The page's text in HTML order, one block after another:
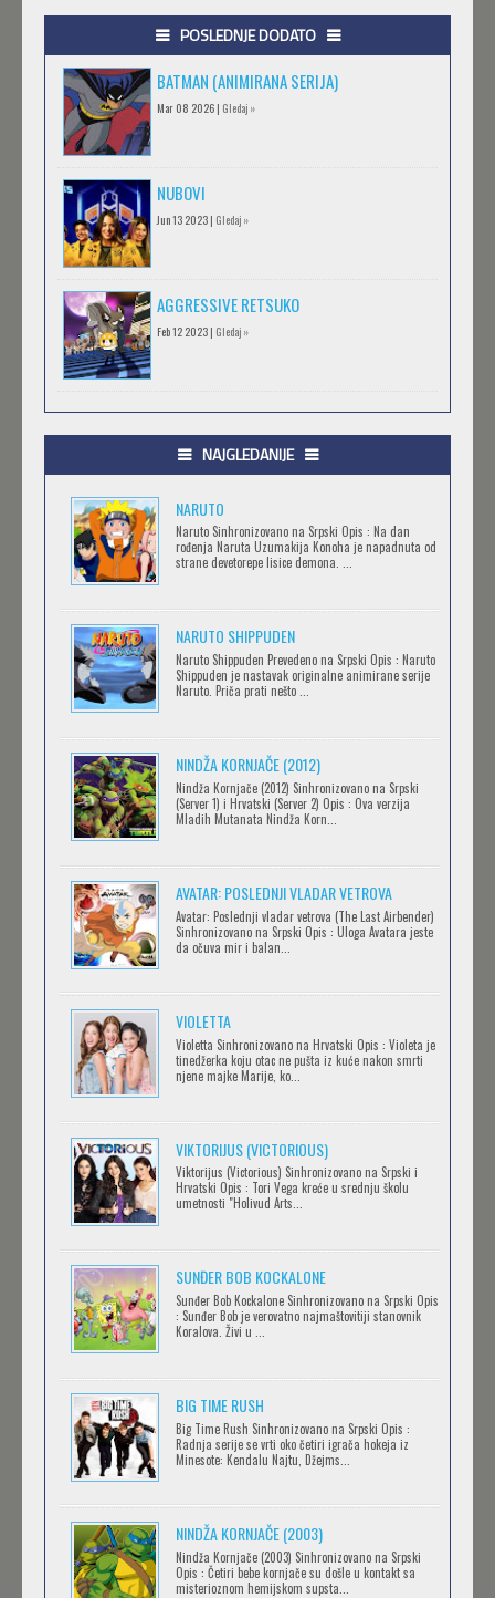
POSLEDNJE DODATO
BATMAN (ANIMIRANA SERIJA)
Mar 08 2026 | Gledaj »
NUBOVI
Jun 13 2023 | Gledaj »
AGGRESSIVE RETSUKO
Feb 12 2023 | Gledaj »
.HACK//GIFT
.HACK//LIMINALITY
Feb 12 2023 |Gledaj »
SOVA I EKIPA
Feb 12 2023 |Gledaj »
BLOODIVORES
Feb 12 2023 |Gledaj »
AVANTURE KIDA OPASNOST
Feb 12 2023 |Gledaj »
IPAK SE OKREĆE (GALILEO: EPPUR SI MUOVE)
OBLUTAK
SERVAMP
Feb 12 2023 |
2.43: SEIIN HIGH SCHOOL BOYS VOLLEYBALL
TEAM
CLEAN FREAK! AOYAMA-KUN
Feb 12 2023 |Gledaj »
RECORD OF RAGNAROK
Feb 11 2023 |Gledaj »
NAJGLEDANIJE
NARUTO
Naruto Sinhronizovano na Srpski Opis : Na dan
rođenja Naruta Uzumakija Konoha je napadnuta od
strane devetorepe lisice demona. ...
NARUTO SHIPPUDEN
Naruto Shippuden Prevedeno na Srpski Opis : Naruto
Shippuden je nastavak originalne animirane serije
Naruto. Priča prati nešto ...
NINDŽA KORNJAČE (2012)
Nindža Kornjače (2012) Sinhronizovano na Srpski
(Server 1) i Hrvatski (Server 2) Opis : Ova verzija
Mladih Mutanata Nindža Korn...
AVATAR: POSLEDNJI VLADAR VETROVA
Avatar: Poslednji vladar vetrova (The Last Airbender)
Sinhronizovano na Srpski Opis : Uloga Avatara jeste
da očuva mir i balan...
VIOLETTA
Violetta Sinhronizovano na Hrvatski Opis : Violeta je
tinedžerka koju otac ne pušta iz kuće nakon smrti
njene majke Marije, ko...
VIKTORIJUS (VICTORIOUS)
Viktorijus (Victorious) Sinhronizovano na Srpski i
Hrvatski Opis : Tori Vega kreće u srednju školu
umetnosti "Holivud Arts...
SUNĐER BOB KOCKALONE
Sunđer Bob Kockalone Sinhronizovano na Srpski Opis
: Sunđer Bob je verovatno najmaštovitiji stanovnik
Koralova. Živi u ...
BIG TIME RUSH
Big Time Rush Sinhronizovano na Srpski Opis :
Radnja serije se vrti oko četiri igrača hokeja iz
Minesote: Kendalu Najtu, Džejms...
NINDŽA KORNJAČE (2003)
Nindža Kornjače (2003) Sinhronizovano na Srpski
Opis : Četiri bebe kornjače su došle u kontakt sa
misterioznom hemijskom supsta...